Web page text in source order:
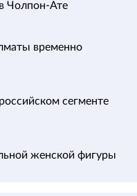
Чолпон-Ате
временно
сегменте
женской фигуры